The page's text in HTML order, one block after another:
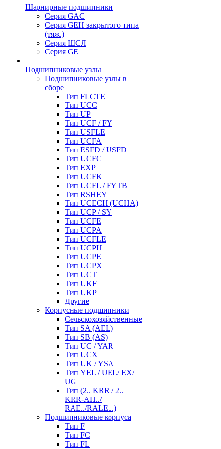
Шарнирные подшипники
Серия GAC
Серия GEH закрытого типа
(тяж.)
Серия ШСЛ
Серия GE
Подшипниковые узлы
Подшипниковые узлы в
сборе
Тип FLCTE
Тип UCC
Тип UP
Тип UCF / FY
Тип USFLE
Тип UCFA
Тип ESFD / USFD
Тип UCFC
Тип EXP
Тип UCFK
Тип UCFL / FYTB
Тип RSHEY
Тип UCECH (UCHA)
Тип UCP / SY
Тип UCFE
Тип UCPA
Тип UCFLE
Тип UCPH
Тип UCPE
Тип UCPX
Тип UCT
Тип UKF
Тип UKP
Другие
Корпусные подшипники
Сельскохозяйственные
Тип SA (AEL)
Тип SB (AS)
Тип UC / YAR
Тип UCX
Тип UK / YSA
Тип YEL / UEL/ EX/
UG
Тип (2.. KRR / 2..
KRR-AH../
RAE../RALE...)
Подшипниковые корпуса
Тип F
Тип FC
Тип FL